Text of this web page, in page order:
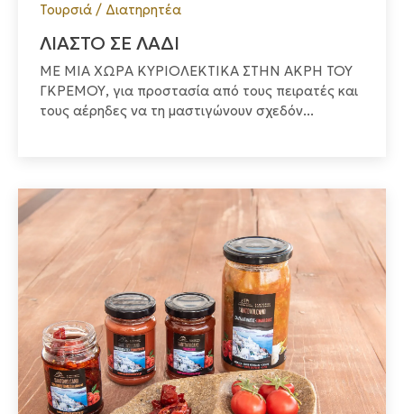
Τουρσιά / Διατηρητέα
ΛΙΑΣΤΟ ΣΕ ΛΑΔΙ
ΜΕ ΜΙΑ ΧΩΡΑ ΚΥΡΙΟΛΕΚΤΙΚΑ ΣΤΗΝ ΑΚΡΗ ΤΟΥ
ΓΚΡΕΜΟΥ, για προστασία από τους πειρατές και
τους αέρηδες να τη μαστιγώνουν σχεδόν...